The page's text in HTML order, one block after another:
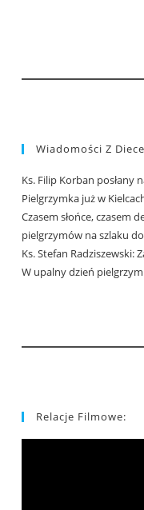
Wiadomości Z
Ks. Filip Korban posłany
Pielgrzymka już w
Czasem słońce, czasem
pielgrzymów na szlaku
Ks. Stefan Radziszewski:
W upalny dzień
Relacje Filmowe: